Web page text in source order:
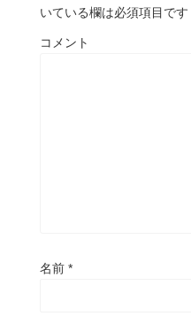
いている欄は必須項目です
コメント
名前 *